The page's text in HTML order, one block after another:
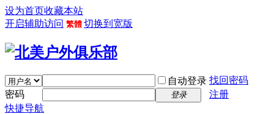
设为首页收藏本站
开启辅助访问 繁體 切换到宽版
自动登录 找回密码
密码
登录
注册
快捷导航